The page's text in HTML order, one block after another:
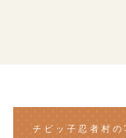
チビッ子忍者村の